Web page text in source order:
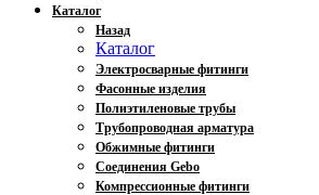
Каталог
Назад
Каталог
Электросварные фитинги
Фасонные изделия
Полиэтиленовые трубы
Трубопроводная арматура
Обжимные фитинги
Соединения Gebo
Компрессионные фитинги